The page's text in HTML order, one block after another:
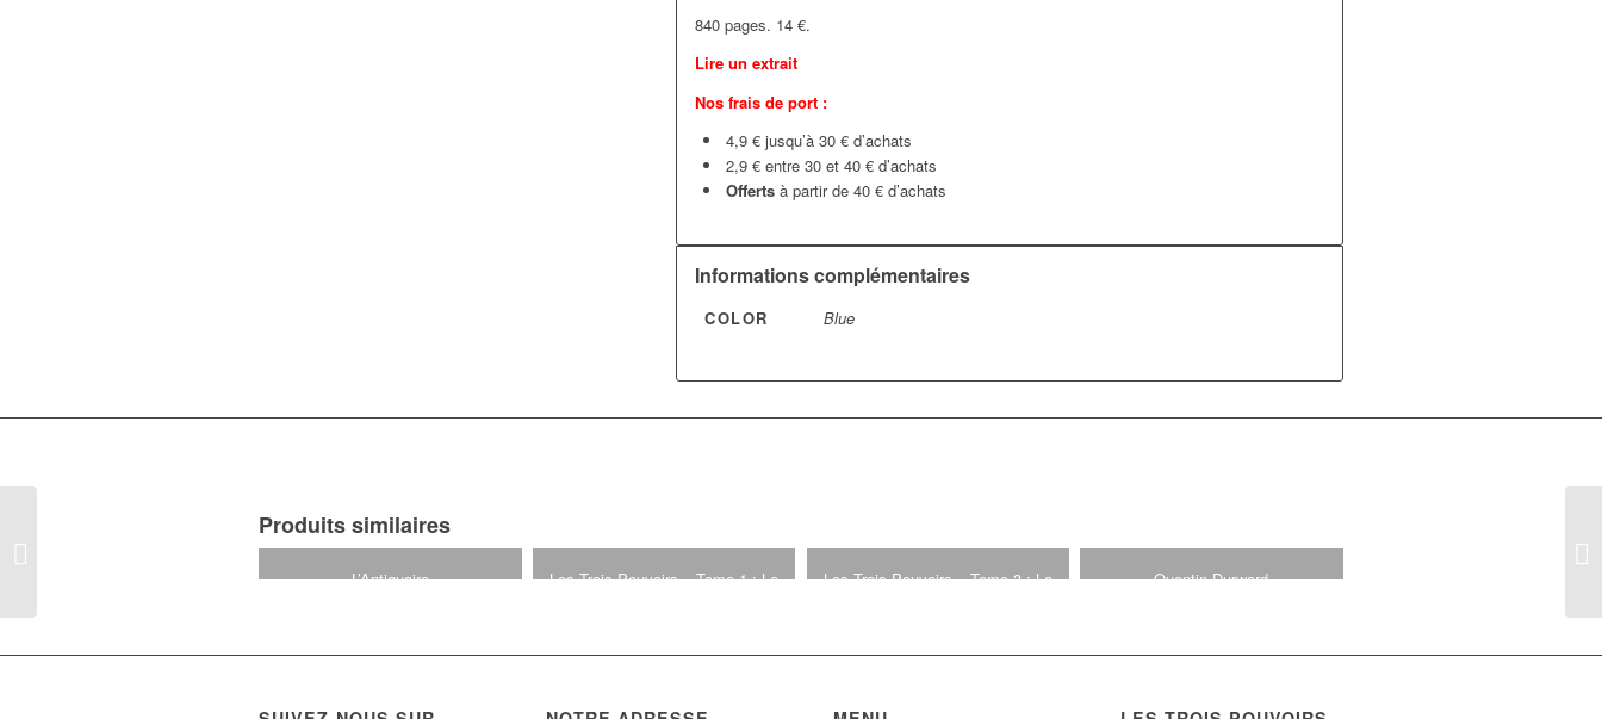
840 pages. 14 €.
Lire un extrait
Nos frais de port :
4,9 € jusqu’à 30 € d’achats
2,9 € entre 30 et 40 € d’achats
Offerts à partir de 40 € d’achats
Informations complémentaires
COLOR Blue
Produits similaires
L’Antiquaire
Les Trois Pouvoirs – Tome 1 : Le
Les Trois Pouvoirs – Tome 3 : La
Quentin Durward